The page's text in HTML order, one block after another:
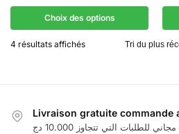
Choix des options
4 résultats affichés
Livraison gratuite commande
للطلبات التي تتجاوز 10.000 دج